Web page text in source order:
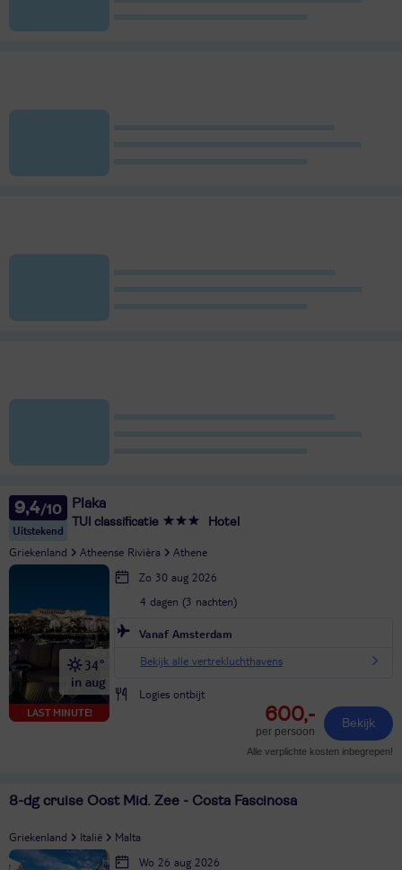
9,4
Uitstekend
Plaka
TUI classificatie Hotel
Griekenland Atheense Rivièra Athene
LAST MINUTE!
34°
in aug
Zo 30 aug 2026
4 dagen (3 nachten)
Vanaf Amsterdam
Bekijk alle vertrekluchthavens
Logies ontbijt
600,-
per persoon
Bekijk
Alle verplichte kosten inbegrepen!
8-dg cruise Oost Mid. Zee - Costa Fascinosa
Griekenland Italië
Malta
Wo 26 aug 2026